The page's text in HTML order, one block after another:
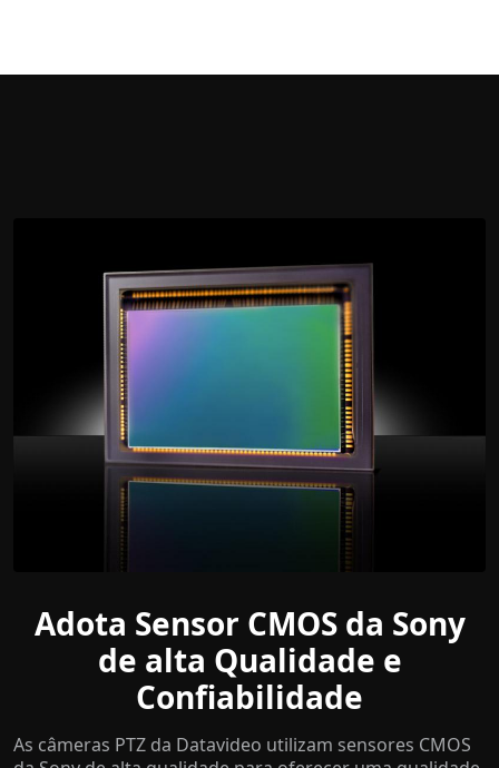
Adota Sensor CMOS da Sony
de alta Qualidade e
Confiabilidade
As câmeras PTZ da Datavideo utilizam sensores CMOS